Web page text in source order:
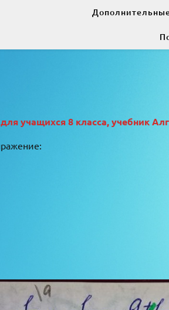
учащихся 8 класса, учебник